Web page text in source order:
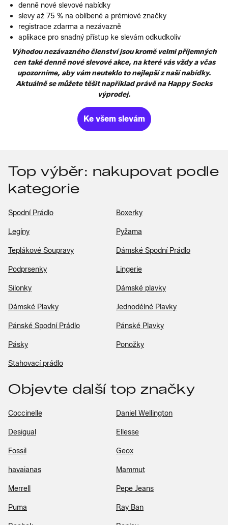
denně nové slevové nabídky
slevy až 75 % na oblíbené a prémiové značky
registrace zdarma a nezávazně
aplikace pro snadný přístup ke slevám odkudkoliv
Výhodou nezávazného členství jsou kromě velmi příjemných
cen také denně nové slevové akce, na které vás vždy a včas
upozorníme, aby vám neuteklo to nejlepší z naší nabídky.
Aktuálně se můžete těšit například právě na Happy Socks
výprodej.
Ke všem slevám
Top výběr: nakupovat podle
kategorie
Spodní Prádlo Boxerky
Legíny Pyžama
Teplákové Soupravy Dámské Spodní Prádlo
Podprsenky Lingerie
Silonky Dámské plavky
Dámské Plavky Jednodélné Plavky
Pánské Spodní Prádlo Pánské Plavky
Pásky Ponožky
Stahovací prádlo
Objevte další top značky
Coccinelle Daniel Wellington
Desigual Ellesse
Fossil Geox
havaianas Mammut
Merrell Pepe Jeans
Puma Ray Ban